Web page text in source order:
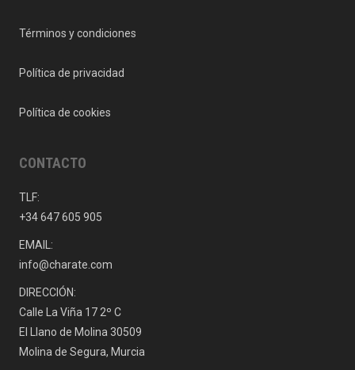
Términos y condiciones
Política de privacidad
Política de cookies
CONTACTO
TLF:
+34 647 605 905
EMAIL:
info@charate.com
DIRECCIÓN:
Calle La Viña 17 2º C
El Llano de Molina 30509
Molina de Segura, Murcia